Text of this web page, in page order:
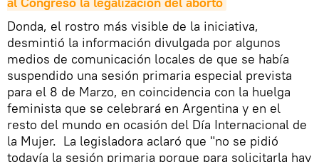
Donda, el rostro más visible de la iniciativa,
desmintió la información divulgada por algunos
medios de comunicación locales de que se había
suspendido una sesión primaria especial prevista
para el 8 de Marzo, en coincidencia con la huelga
feminista que se celebrará en Argentina y en el
resto del mundo en ocasión del Día Internacional de
la Mujer. La legisladora aclaró que "no se pidió
todavía la sesión primaria porque para solicitarla hay